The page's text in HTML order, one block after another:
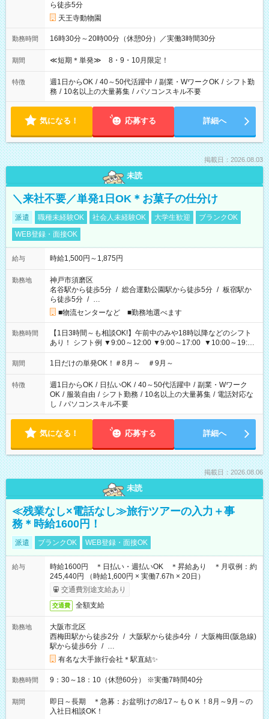
ら徒歩5分
天王寺動物園
勤務時間 16時30分～20時00分（休憩0分）／実働3時間30分
期間 ≪短期＊単発≫ 8・9・10月限定！
特徴 週1日からOK / 40～50代活躍中 / 副業・WワークOK / シフト勤
務 / 10名以上の大量募集 / パソコンスキル不要
気になる！ 応募する 詳細へ
掲載日：2026.08.03
未読
＼来社不要／単発1日OK＊お菓子の仕分け
派遣 職種未経験OK 社会人未経験OK 大学生歓迎
ブランクOK
WEB登録・面接OK
給与 時給1,500円～1,875円
勤務地
神戸市須磨区
名谷駅から徒歩5分 / 総合運動公園駅から徒歩5分 / 板宿駅か
ら徒歩5分 / …
■物流センターなど ■勤務地選べます
勤務時間
【1日3時間～も相談OK!】午前中のみや18時以降などのシフト
あり！ シフト例 ▼9:00～12:00 ▼9:00～17:00 ▼10:00～19:00
▼18:00～21:00
期間 1日だけの単発OK！＃8月～ ＃9月～
特徴 週1日からOK / 日払いOK / 40～50代活躍中 / 副業・Wワーク
OK / 服装自由 / シフト勤務 / 10名以上の大量募集 / 電話対応な
し / パソコンスキル不要
気になる！ 応募する 詳細へ
掲載日：2026.08.06
未読
≪残業なし×電話なし≫旅行ツアーの入力＋事
務＊時給1600円！
派遣 ブランクOK WEB登録・面接OK
給与
時給1600円 ＊日払い・週払いOK ＊昇給あり ＊月収例：約
245,440円 （時給1,600円 × 実働7.67h × 20日）
交通費別途支給あり
交通費 全額支給
勤務地
大阪市北区
西梅田駅から徒歩2分 / 大阪駅から徒歩4分 / 大阪梅田(阪急線)
駅から徒歩6分 / …
有名な大手旅行会社＊駅直結✨
勤務時間 9：30～18：10（休憩60分） ※実働7時間40分
期間
即日～長期 ＊急募：お盆明けの8/17～もＯＫ！8月～9月～の
入社日相談OK！